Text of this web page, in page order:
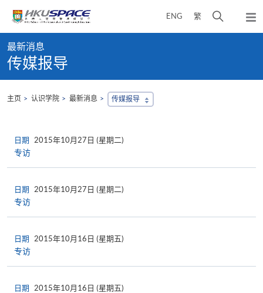
content
ENG 繁
开
弹
出
content
start
最新消息
传媒报导
主页 认识学院 最新消息 传媒报导
日期 2015年10月27日 (星期二)
专访
日期 2015年10月27日 (星期二)
专访
日期 2015年10月16日 (星期五)
专访
日期 2015年10月16日 (星期五)